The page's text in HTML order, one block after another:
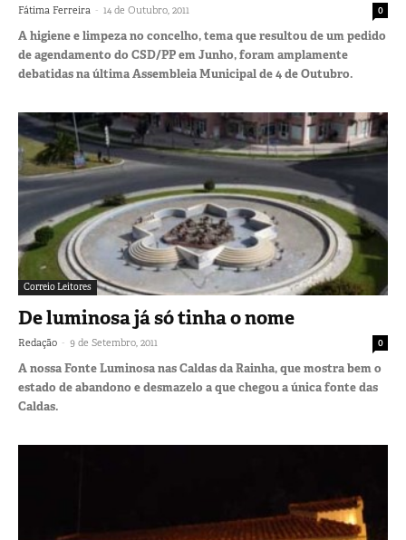
Fátima Ferreira - 14 de Outubro, 2011 0
A higiene e limpeza no concelho, tema que resultou de um pedido
de agendamento do CSD/PP em Junho, foram amplamente
debatidas na última Assembleia Municipal de 4 de Outubro.
Correio Leitores
De luminosa já só tinha o nome
Redação - 9 de Setembro, 2011 0
A nossa Fonte Luminosa nas Caldas da Rainha, que mostra bem o
estado de abandono e desmazelo a que chegou a única fonte das
Caldas.